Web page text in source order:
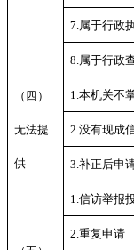
7.属于行政
8.属于行政
（四）
无法提
供
1.本机关不
2.没有现成
3.补正后申
1.信访举报
2.重复申请